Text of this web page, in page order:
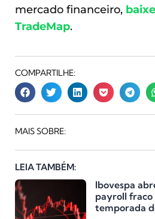
mercado financeiro,
TradeMap.
COMPARTILHE:
MAIS SOBRE:
LEIA TAMBÉM:
Ibovespa
payroll fraco
temporada